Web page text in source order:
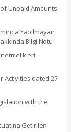
Unpaid Amounts
Yapılmayan
Bilgi Notu
Activities dated 27
with the
Getirilen